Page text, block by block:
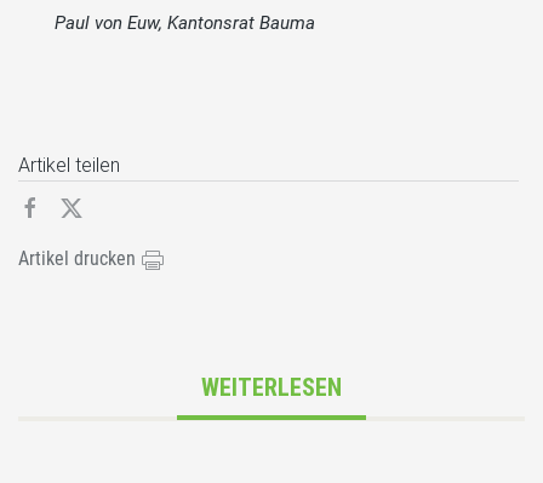
Paul von Euw, Kantonsrat Bauma
Artikel teilen
Artikel drucken
WEITERLESEN